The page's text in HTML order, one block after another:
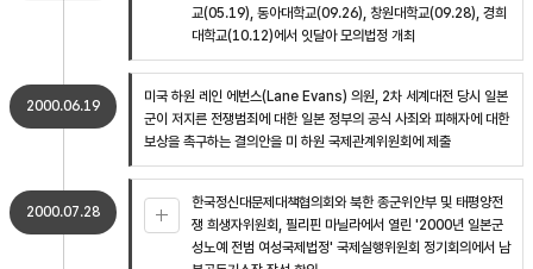
교(05.19), 동아대학교(09.26), 창원대학교(09.28), 경희
대학교(10.12)에서 잇달아 모의법정 개최
2000.06.19
미국 하원 레인 에번스(Lane Evans) 의원, 2차 세계대전 당시 일본
군이 저지른 전쟁범죄에 대한 일본 정부의 공식 사죄와 피해자에 대한
보상을 촉구하는 결의안을 미 하원 국제관계위원회에 제출
2000.07.28
한국정신대문제대책협의회와 북한 종군위안부 및 태평양전
쟁 희생자위원회, 필리핀 마닐라에서 열린 '2000년 일본군
성노예 전범 여성국제법정' 국제실행위원회 정기회의에서 남